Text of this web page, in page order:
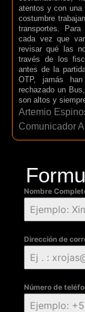
atentos y con una
costumbre
transportes.
cada vez que
revisar qué las
través de los
antes de la
OTP, jamás
rechazado un
son altos y
Artemio
Comunicador
Nombre
Dirección de
Número de